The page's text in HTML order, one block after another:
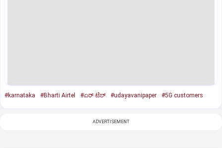
#karnataka #Bharti Airtel #ಏರ್ ಟೆಲ್ #udayavanipaper #5G customers
ADVERTISEMENT